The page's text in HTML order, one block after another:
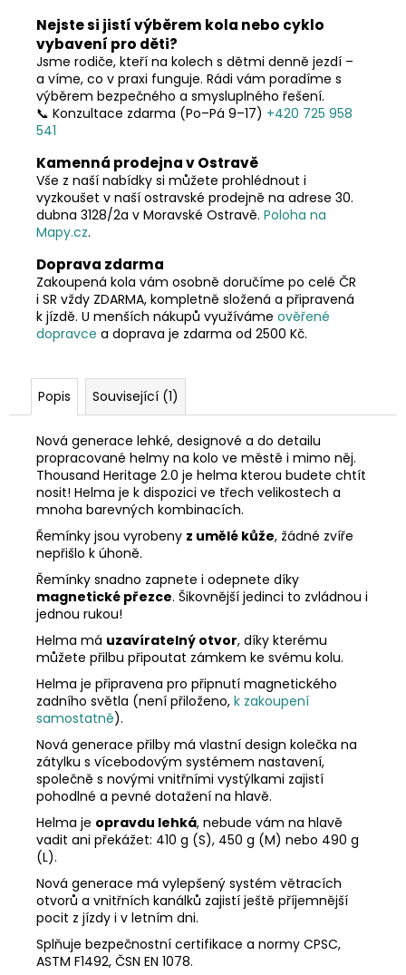
Nejste si jistí výběrem kola nebo cyklo
vybavení pro děti?
Jsme rodiče, kteří na kolech s dětmi denně jezdí –
a víme, co v praxi funguje. Rádi vám poradíme s
výběrem bezpečného a smysluplného řešení.
📞 Konzultace zdarma (Po–Pá 9–17) +420 725 958
541
Kamenná prodejna v Ostravě
Vše z naší nabídky si můžete prohlédnout i
vyzkoušet v naší ostravské prodejně na adrese 30.
dubna 3128/2a v Moravské Ostravě. Poloha na
Mapy.cz.
Doprava zdarma
Zakoupená kola vám osobně doručíme po celé ČR
i SR vždy ZDARMA, kompletně složená a připravená
k jízdě. U menších nákupů využíváme ověřené
dopravce a doprava je zdarma od 2500 Kč.
Popis Související (1)
Nová generace lehké, designové a do detailu
propracované helmy na kolo ve městě i mimo něj.
Thousand Heritage 2.0 je helma kterou budete chtít
nosit! Helma je k dispozici ve třech velikostech a
mnoha barevných kombinacích.
Řemínky jsou vyrobeny z umělé kůže, žádné zvíře
nepřišlo k úhoně.
Řemínky snadno zapnete i odepnete díky
magnetické přezce. Šikovnější jedinci to zvládnou i
jednou rukou!
Helma má uzavíratelný otvor, díky kterému
můžete přilbu připoutat zámkem ke svému kolu.
Helma je připravena pro připnutí magnetického
zadního světla (není přiloženo, k zakoupení
samostatně).
Nová generace přilby má vlastní design kolečka na
zátylku s vícebodovým systémem nastavení,
společně s novými vnitřními vystýlkami zajistí
pohodlné a pevné dotažení na hlavě.
Helma je opravdu lehká, nebude vám na hlavě
vadit ani překážet: 410 g (S), 450 g (M) nebo 490 g
(L).
Nová generace má vylepšený systém větracích
otvorů a vnitřních kanálků zajistí ještě příjemnější
pocit z jízdy i v letním dni.
Splňuje bezpečnostní certifikace a normy CPSC,
ASTM F1492, ČSN EN 1078.